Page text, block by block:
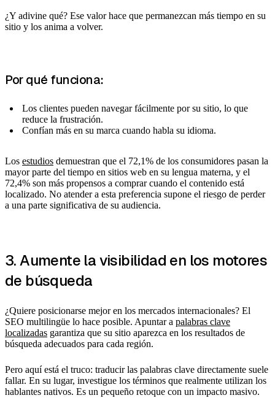
¿Y adivine qué? Ese valor hace que permanezcan más tiempo en su
sitio y los anima a volver.
Por qué funciona:
Los clientes pueden navegar fácilmente por su sitio, lo que
reduce la frustración.
Confían más en su marca cuando habla su idioma.
Los estudios demuestran que el 72,1% de los consumidores pasan la
mayor parte del tiempo en sitios web en su lengua materna, y el
72,4% son más propensos a comprar cuando el contenido está
localizado. No atender a esta preferencia supone el riesgo de perder
a una parte significativa de su audiencia.
3. Aumente la visibilidad en los motores
de búsqueda
¿Quiere posicionarse mejor en los mercados internacionales? El
SEO multilingüe lo hace posible. Apuntar a palabras clave
localizadas garantiza que su sitio aparezca en los resultados de
búsqueda adecuados para cada región.
Pero aquí está el truco: traducir las palabras clave directamente suele
fallar. En su lugar, investigue los términos que realmente utilizan los
hablantes nativos. Es un pequeño retoque con un impacto masivo.